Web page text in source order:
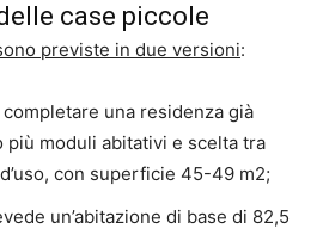
case piccole
previste in due versioni:
completare una residenza già
più moduli abitativi e scelta tra
con superficie 45-49 m2;
un’abitazione di base di 82,5